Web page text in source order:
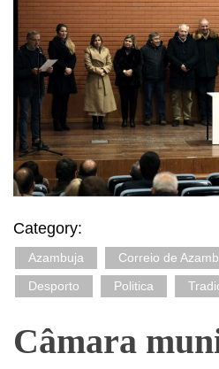
Category:
Azambuja Correio de
Desporto
Politica
Câmara